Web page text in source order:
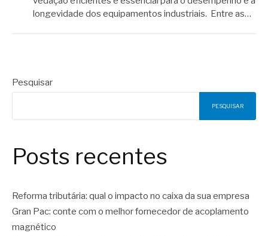
longevidade dos equipamentos industriais. Entre as…
Pesquisar
PESQUISAR
Posts recentes
Reforma tributária: qual o impacto no caixa da sua empresa
Gran Pac: conte com o melhor fornecedor de acoplamento
magnético